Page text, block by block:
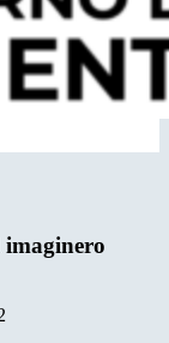
imaginero